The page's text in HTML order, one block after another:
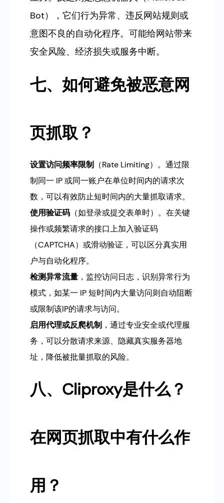
Bot），它们行为异常、违反网站规则或
意图不良的自动化程序。可能给网站带来
安全风险、经济损失或服务中断。
七、如何避免被恶意网
页抓取？
设置访问频率限制
（Rate Limiting）。通过限
制同一 IP 或同一账户在单位时间内的请求次
数，可以有效防止短时间内的大量抓取请求。
使用验证码 （如登录或提交表单时）。在关键
操作或频繁请求的接口上加入验证码
（CAPTCHA）或滑动验证，可以区分真实用
户与自动化程序。
检测异常流量 ，监控访问日志，识别异常行为
模式，如某一 IP 短时间内大量访问则自动阻断
或限制该IP的请求与访问。
启用代理或反爬机制 ，通过专业安全或代理服
务，可以分散请求来源、隐藏真实服务器地
址，降低被批量抓取的风险。
八、Cliproxy是什么？
在网页抓取中有什么作
用？